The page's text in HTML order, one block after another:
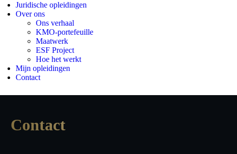
Juridische opleidingen
Over ons
Ons verhaal
KMO-portefeuille
Maatwerk
ESF Project
Hoe het werkt
Mijn opleidingen
Contact
Contact